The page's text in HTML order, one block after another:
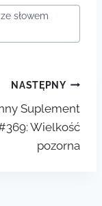
słowem
NASTĘPNY
Suplement
Wielkość
pozorna